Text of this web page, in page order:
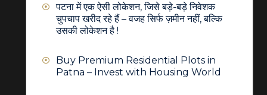
पटना में एक ऐसी लोकेशन, जिसे बड़े-बड़े निवेशक
चुपचाप खरीद रहे हैं – वजह सिर्फ ज़मीन नहीं, बल्कि
उसकी लोकेशन है !
Buy Premium Residential Plots in
Patna – Invest with Housing World